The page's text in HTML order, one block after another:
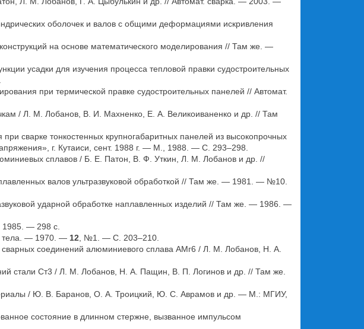
оболочек и валов с общими деформациями искривления
на основе математического моделирования // Там же. —
усадки для изучения процесса тепловой правки судостроительных
при термической правке судостроительных панелей // Автомат.
/ Л. М. Лобанов, В. И. Махненко, Е. А. Великоиваненко и др. // Там
сварке тонкостенных крупногабаритных панелей из высокопрочных
г. Кутаиси, сент. 1988 г. — М., 1988. — С. 293–298.
сплавов / Б. Е. Патон, В. Ф. Уткин, Л. М. Лобанов и др. //
валов ультразвуковой обработкой // Там же. — 1981. — №10.
ударной обработке наплавленных изделий // Там же. — 1986. —
— 298 с.
тела. — 1970. — 12 , №1. — С. 203–210.
соединений алюминиевого сплава АМг6 / Л. М. Лобанов, Н. А.
стали Ст3 / Л. М. Лобанов, Н. А. Пащин, В. П. Логинов и др. // Там же.
/ Ю. В. Баранов, О. А. Троицкий, Ю. С. Аврамов и др. — М.: МГИУ,
состояние в длинном стержне, вызванное импульсом